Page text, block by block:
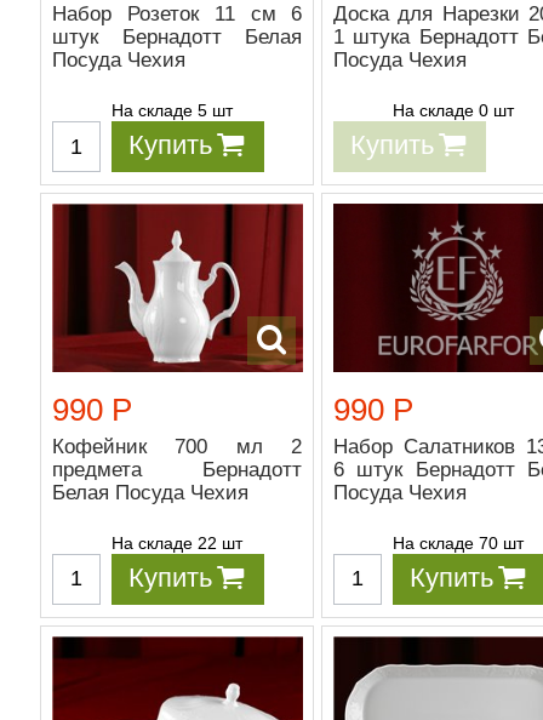
Набор Розеток 11 см 6
штук Бернадотт Белая
Посуда Чехия
На складе 5 шт
Купить
Доска для Нарезки
1 штука Бернадотт
Посуда Чехия
На складе 0 шт
Купить
990 Р
Кофейник 700 мл 2
предмета Бернадотт
Белая Посуда Чехия
На складе 22 шт
Купить
990 Р
Набор Салатников
6 штук Бернадотт
Посуда Чехия
На складе 70 шт
Купить